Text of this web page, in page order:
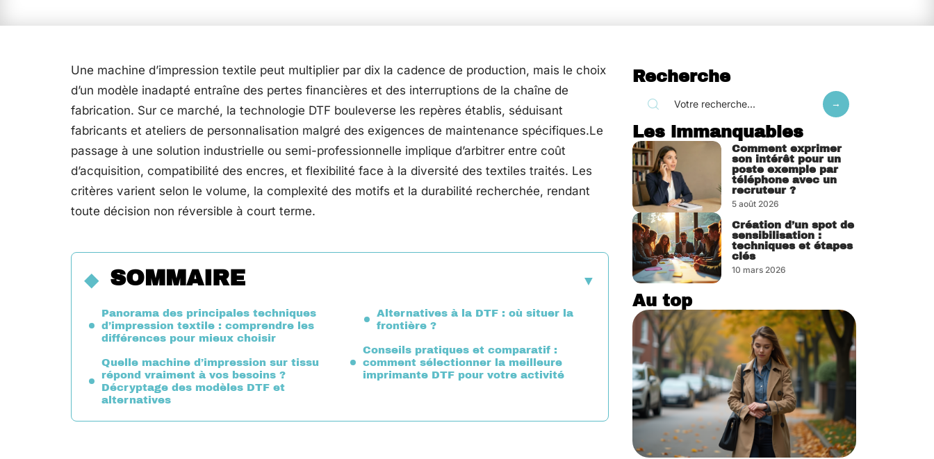
Une machine d’impression textile peut multiplier par dix la cadence de production, mais le choix
d’un modèle inadapté entraîne des pertes financières et des interruptions de la chaîne de
fabrication. Sur ce marché, la technologie DTF bouleverse les repères établis, séduisant
fabricants et ateliers de personnalisation malgré des exigences de maintenance spécifiques.Le
passage à une solution industrielle ou semi-professionnelle implique d’arbitrer entre coût
d’acquisition, compatibilité des encres, et flexibilité face à la diversité des textiles traités. Les
critères varient selon le volume, la complexité des motifs et la durabilité recherchée, rendant
toute décision non réversible à court terme.
SOMMAIRE
Panorama des principales techniques
d’impression textile : comprendre les
différences pour mieux choisir
Quelle machine d’impression sur tissu
répond vraiment à vos besoins ?
Décryptage des modèles DTF et
alternatives
Alternatives à la DTF : où situer la
frontière ?
Conseils pratiques et comparatif :
comment sélectionner la meilleure
imprimante DTF pour votre activité
Recherche
Les immanquables
Comment exprimer
son intérêt pour un
poste exemple par
téléphone avec un
recruteur ?
5 août 2026
Création d’un spot de
sensibilisation :
techniques et étapes
clés
10 mars 2026
Au top